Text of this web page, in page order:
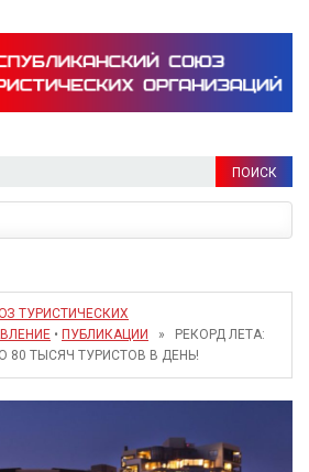
navigation
ТУРИСТИЧЕСКИХ
• ПУБЛИКАЦИИ
» РЕКОРД ЛЕТА:
80 ТЫСЯЧ ТУРИСТОВ В ДЕНЬ!